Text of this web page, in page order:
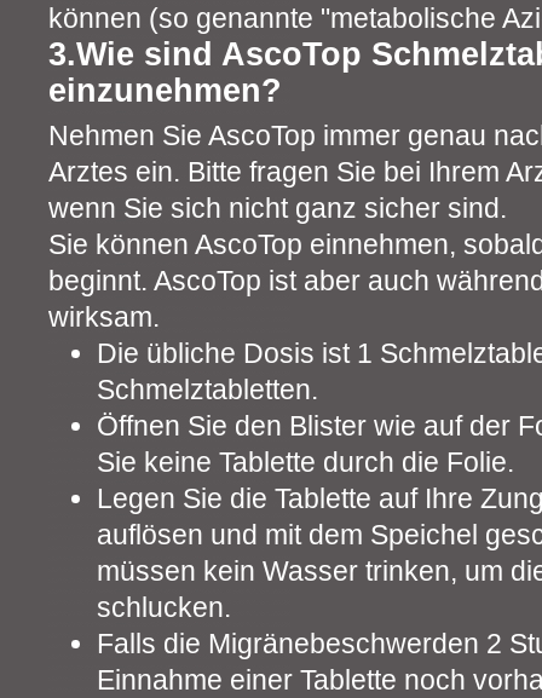
können (so genannte "metabolische
3.Wie sind AscoTop
einzunehmen?
Nehmen Sie AscoTop immer genau
Arztes ein. Bitte fragen Sie bei Ihrem
wenn Sie sich nicht ganz sicher sind.
Sie können AscoTop einnehmen,
beginnt. AscoTop ist aber auch
wirksam.
Die übliche Dosis ist 1
Schmelztabletten.
Öffnen Sie den Blister wie auf der
Sie keine Tablette durch die Folie.
Legen Sie die Tablette auf Ihre
auflösen und mit dem Speichel
müssen kein Wasser trinken, um
schlucken.
Falls die Migränebeschwerden 2
Einnahme einer Tablette noch